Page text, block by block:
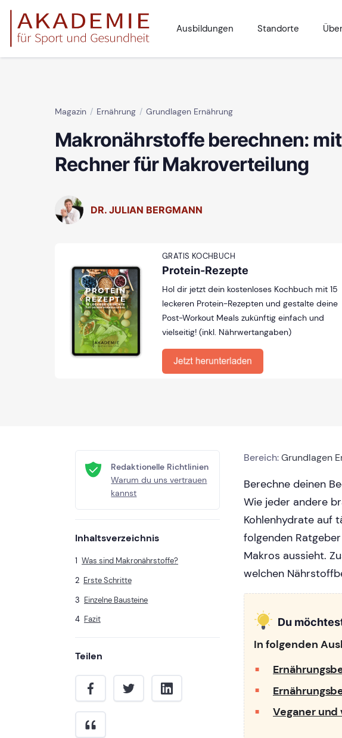
Ausbildungen Standorte
Magazin Ernährung Grundlagen Ernährung
Makronährstoffe berechnen: mit
Rechner für Makroverteilung
DR. JULIAN BERGMANN
GRATIS KOCHBUCH
Protein-Rezepte
Hol dir jetzt dein kostenloses Kochbuch mit 15
leckeren Protein-Rezepten und gestalte deine
Post-Workout Meals zukünftig einfach und
vielseitig! (inkl. Nährwertangaben)
Redaktionelle Richtlinien
Warum du uns vertrauen
kannst
Inhaltsverzeichnis
Was sind Makronährstoffe?
Erste Schritte
Einzelne Bausteine
Fazit
Teilen
Bereich:Grundlagen
Berechne deinen
Wie jeder andere
Kohlenhydrate auf
folgenden
Makros aussieht.
welchen
Du
In folgenden
Veganer